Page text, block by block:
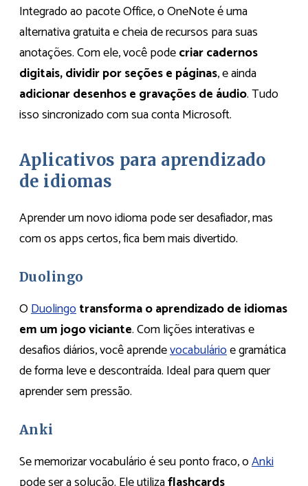
Integrado ao pacote Office, o OneNote é uma
alternativa gratuita e cheia de recursos para suas
anotações. Com ele, você podecriar cadernos
digitais, dividir por seções e páginas, e ainda
adicionar desenhos e gravações de áudio. Tudo
isso sincronizado com sua conta Microsoft.​
Aplicativos para aprendizado
de idiomas
Aprender um novo idioma pode ser desafiador, mas
com os apps certos, fica bem mais divertido.
Duolingo
ODuolingotransforma o aprendizado de idiomas
em um jogo viciante. Com lições interativas e
desafios diários, você aprendevocabulárioe gramática
de forma leve e descontraída. Ideal para quem quer
aprender sem pressão.​
Anki
Se memorizar vocabulário é seu ponto fraco, oAnki